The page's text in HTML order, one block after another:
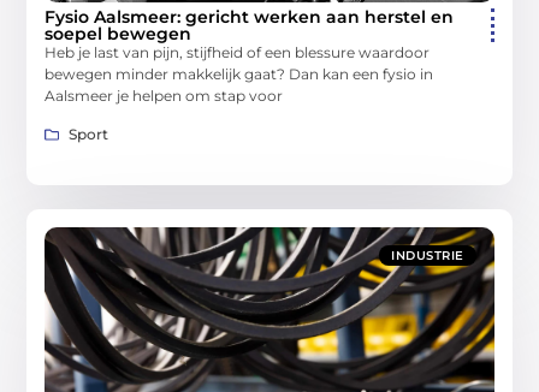
Fysio Aalsmeer: gericht werken aan herstel en
soepel bewegen
Heb je last van pijn, stijfheid of een blessure waardoor
bewegen minder makkelijk gaat? Dan kan een fysio in
Aalsmeer je helpen om stap voor
Sport
INDUSTRIE